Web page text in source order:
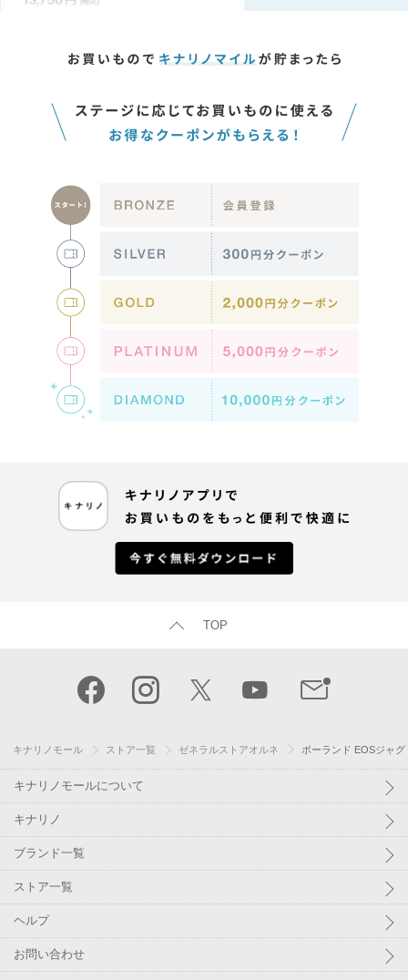
TOP
キナリノモール ストア一覧 ゼネラルストアオルネ ポーランド EOSジャグ
キナリノモールについて
キナリノ
ブランド一覧
ストア一覧
ヘルプ
お問い合わせ